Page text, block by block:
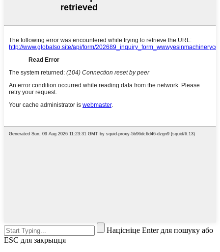
Націсніце Enter для пошуку або
ESC для закрыцця